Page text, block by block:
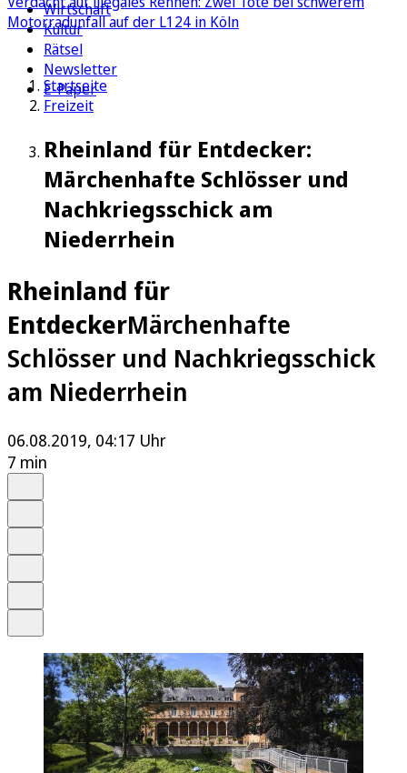
Wirtschaft
Kultur
Rätsel
Newsletter
E-Paper
Motorradunfall auf der L124 in Köln
Startseite
Freizeit
Rheinland für Entdecker:
Märchenhafte Schlösser und
Nachkriegsschick am
Niederrhein
Rheinland für
EntdeckerMärchenhafte
Schlösser und Nachkriegsschick
am Niederrhein
06.08.2019, 04:17 Uhr
7 min